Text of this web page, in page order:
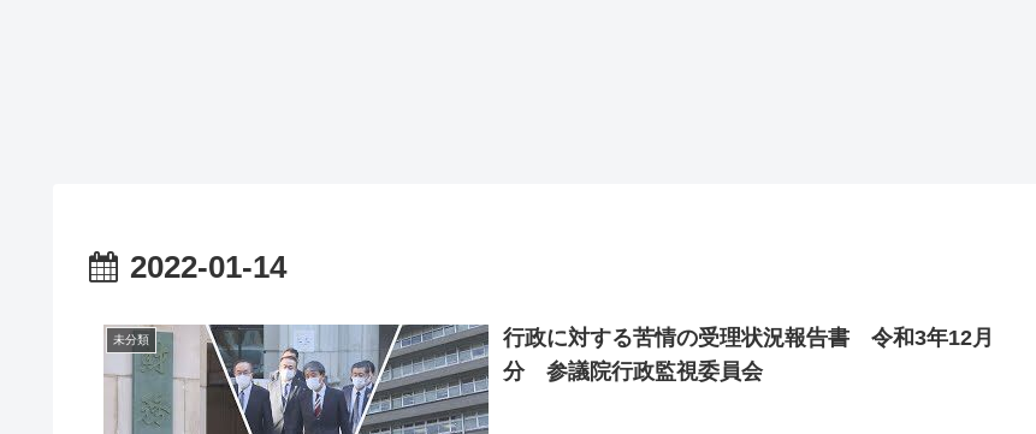
2022-01-14
未分類
行政に対する苦情の受理状況報告書 令和3年12月
分 参議院行政監視委員会